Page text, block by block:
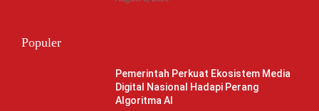
Populer
Pemerintah Perkuat Ekosistem Media
Digital Nasional Hadapi Perang
Algoritma AI